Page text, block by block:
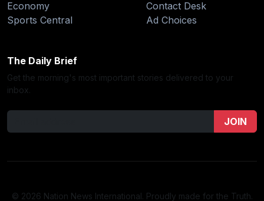
Economy
Sports Central
Contact Desk
Ad Choices
The Daily Brief
Get the morning's most important stories delivered to your
inbox.
JOIN
© 2026 Nation News International. Proudly made for the Truth.